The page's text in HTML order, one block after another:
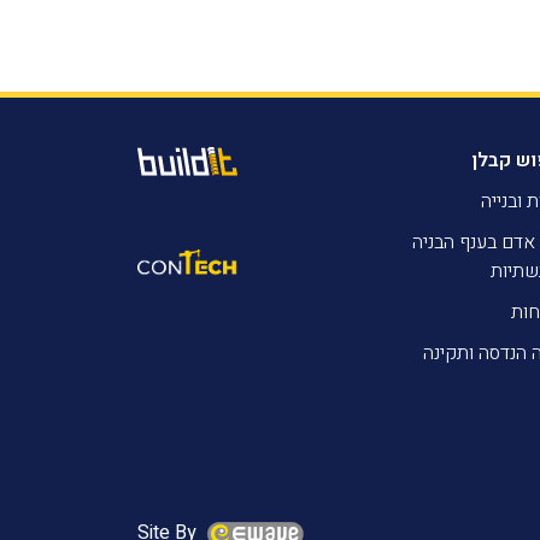
קבלן
ובנייה
אדם בענף הבניה
הנדסה ותקינה